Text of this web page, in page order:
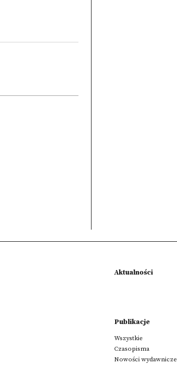
Aktualności
Publikacje
Wszystkie
Czasopisma
Nowości wydawnicze